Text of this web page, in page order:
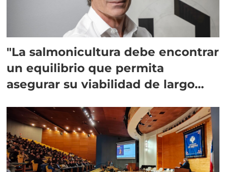
"La salmonicultura debe encontrar
un equilibrio que permita
asegurar su viabilidad de largo